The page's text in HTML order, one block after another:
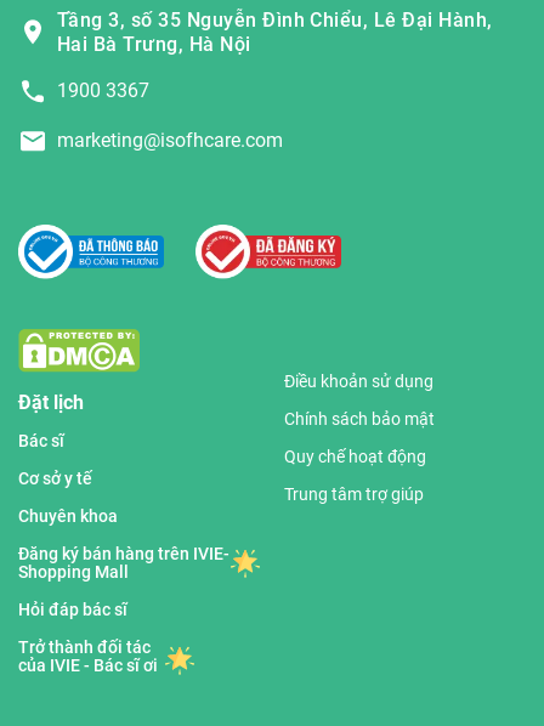
Tầng 3, số 35 Nguyễn Đình Chiểu, Lê Đại Hành,
Hai Bà Trưng, Hà Nội
1900 3367
marketing@isofhcare.com
Đặt lịch
Bác sĩ
Cơ sở y tế
Chuyên khoa
Đăng ký bán hàng trên IVIE-
Shopping Mall
Hỏi đáp bác sĩ
Trở thành đối tác
của IVIE - Bác sĩ ơi
Điều khoản sử dụng
Chính sách bảo mật
Quy chế hoạt động
Trung tâm trợ giúp